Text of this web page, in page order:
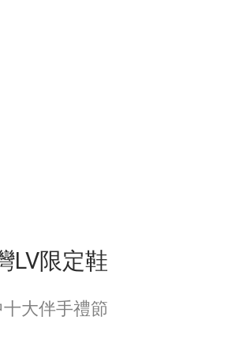
LV限定鞋
十大伴手禮節